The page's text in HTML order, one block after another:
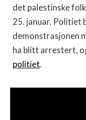
det palestinske
25. januar. Politiet
demonstrasjonen
ha blitt arrestert,
politiet.